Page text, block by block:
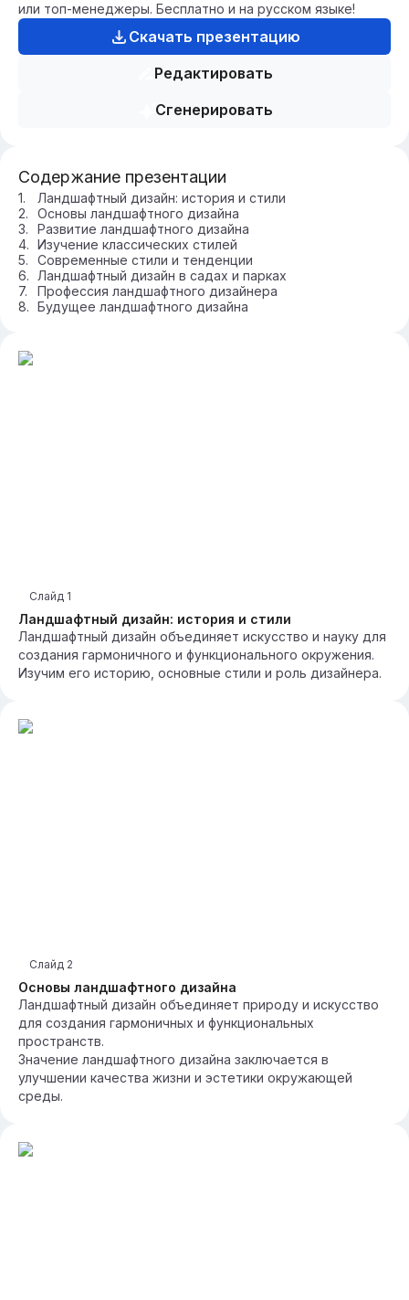
или топ-менеджеры. Бесплатно и на русском языке!
Скачать презентацию
Редактировать
Сгенерировать
Содержание презентации
Ландшафтный дизайн: история и стили
Основы ландшафтного дизайна
Развитие ландшафтного дизайна
Изучение классических стилей
Современные стили и тенденции
Ландшафтный дизайн в садах и парках
Профессия ландшафтного дизайнера
Будущее ландшафтного дизайна
Ландшафтный дизайн: история и стили
Слайд 1
Ландшафтный дизайн объединяет искусство и науку для
создания гармоничного и функционального окружения.
Изучим его историю, основные стили и роль дизайнера.
Основы ландшафтного дизайна
Слайд 2
Ландшафтный дизайн объединяет природу и искусство
для создания гармоничных и функциональных
пространств.
Значение ландшафтного дизайна заключается в
улучшении качества жизни и эстетики окружающей
среды.